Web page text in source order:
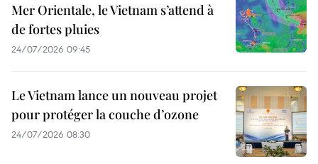
Mer Orientale, le Vietnam s’attend à
de fortes pluies
24/07/2026 09:45
Le Vietnam lance un nouveau projet
pour protéger la couche d’ozone
24/07/2026 08:30